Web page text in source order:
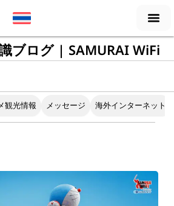
ブログ | SAMURAI WiFi
観光情報 メッセージ 海外インターネット
ペ ペ
ジ